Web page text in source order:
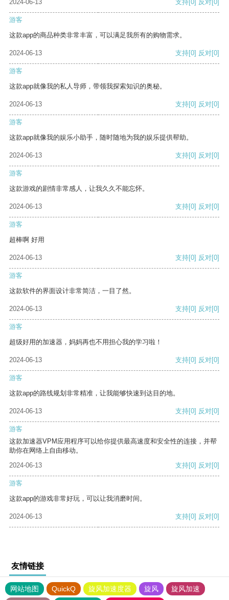
2024-06-13
支持[0] 反对[0]
游客
这款app的商品种类非常丰富，可以满足我所有的购物需求。
2024-06-13 支持[0] 反对[0]
游客
这款app就像我的私人导师，带领我探索知识的奥秘。
2024-06-13 支持[0] 反对[0]
游客
这款app就像我的娱乐小助手，随时随地为我的娱乐提供帮助。
2024-06-13 支持[0] 反对[0]
游客
这款游戏的剧情非常感人，让我久久不能忘怀。
2024-06-13 支持[0] 反对[0]
游客
超棒啊 好用
2024-06-13 支持[0] 反对[0]
游客
这款软件的界面设计非常简洁，一目了然。
2024-06-13 支持[0] 反对[0]
游客
超级好用的加速器，妈妈再也不用担心我的学习啦！
2024-06-13 支持[0] 反对[0]
游客
这款app的路线规划非常精准，让我能够快速到达目的地。
2024-06-13 支持[0] 反对[0]
游客
这款加速器VPM应用程序可以给你提供最高速度和安全性的连接，并帮
助你在网络上自由移动。
2024-06-13
支持[0] 反对[0]
游客
这款app的游戏非常好玩，可以让我消磨时间。
2024-06-13 支持[0] 反对[0]
友情链接
网站地图 QuickQ 旋风加速度器 旋风 旋风加速